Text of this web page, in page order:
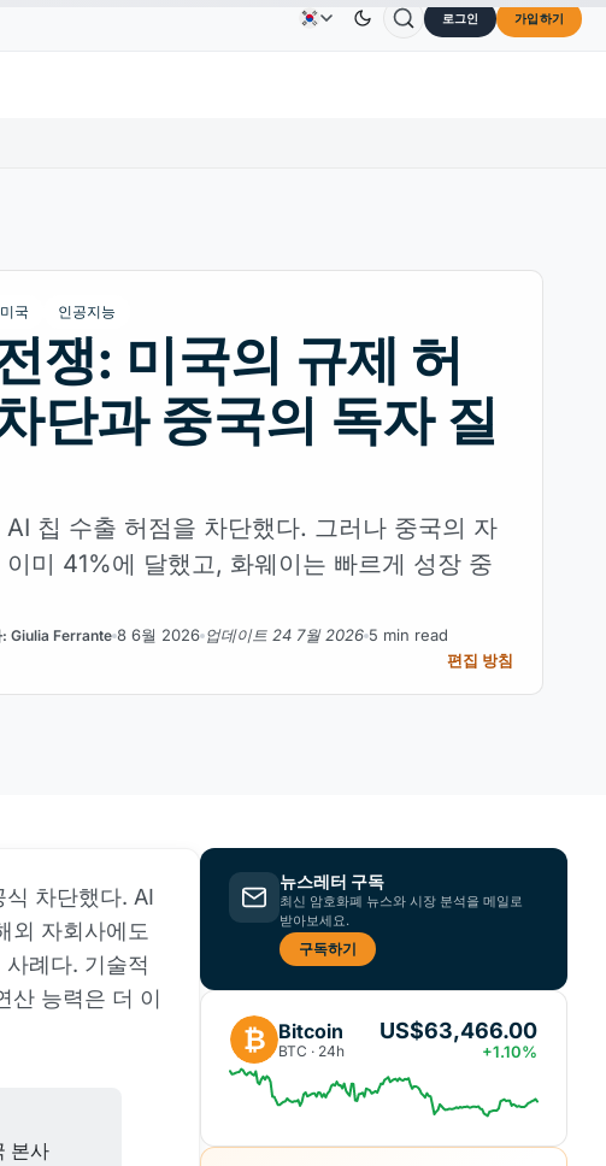
TRONTRX US$0.3264 ↓0.30% DogecoinDOGE
문의하기회사 소개 로그인 가입하기
미국 인공지능
쟁: 미국의 규제 허
단과 중국의 독자 질
AI 칩 수출 허점을 차단했다. 그러나 중국의 자
이미 41%에 달했고, 화웨이는 빠르게 성장 중
: Giulia Ferrante 8 6월 2026 업데이트 24 7월 2026 5 min read
편집 방침
차단했다. AI
외 자회사에도
례다. 기술적
산 능력은 더 이
본사
뉴스레터 구독
최신 암호화폐 뉴스와 시장 분석을 메일로
받아보세요.
구독하기
₿ Bitcoin
BTC · 24h
US$63,466.00
+1.10%